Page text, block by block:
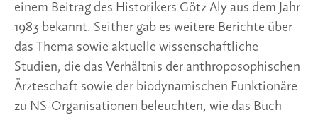
einem Beitrag des Historikers Götz Aly aus dem Jahr
1983 bekannt. Seither gab es weitere Berichte über
das Thema sowie aktuelle wissenschaftliche
Studien, die das Verhältnis der anthroposophischen
Ärzteschaft sowie der biodynamischen Funktionäre
zu NS-Organisationen beleuchten, wie das Buch